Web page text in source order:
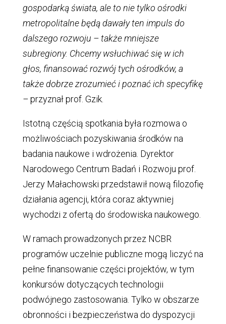
gospodarką świata, ale to nie tylko ośrodki
metropolitalne będą dawały ten impuls do
dalszego rozwoju – także mniejsze
subregiony. Chcemy wsłuchiwać się w ich
głos, finansować rozwój tych ośrodków, a
także dobrze zrozumieć i poznać ich specyfikę
–przyznał prof. Gzik.
Istotną częścią spotkania była rozmowa o
możliwościach pozyskiwania środków na
badania naukowe i wdrożenia. Dyrektor
Narodowego Centrum Badań i Rozwoju prof.
Jerzy Małachowski przedstawił nową filozofię
działania agencji, która coraz aktywniej
wychodzi z ofertą do środowiska naukowego.
W ramach prowadzonych przez NCBR
programów uczelnie publiczne mogą liczyć na
pełne finansowanie części projektów, w tym
konkursów dotyczących technologii
podwójnego zastosowania. Tylko w obszarze
obronności i bezpieczeństwa do dyspozycji